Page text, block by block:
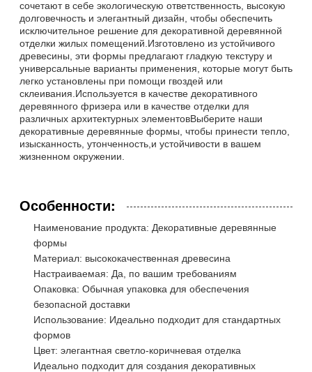
сочетают в себе экологическую ответственность, высокую
долговечность и элегантный дизайн, чтобы обеспечить
исключительное решение для декоративной деревянной
отделки жилых помещений.Изготовлено из устойчивого
древесины, эти формы предлагают гладкую текстуру и
универсальные варианты применения, которые могут быть
легко установлены при помощи гвоздей или
склеивания.Используется в качестве декоративного
деревянного фризера или в качестве отделки для
различных архитектурных элементовВыберите наши
декоративные деревянные формы, чтобы принести тепло,
изысканность, утонченность,и устойчивости в вашем
жизненном окружении.
Особенности:
Наименование продукта: Декоративные деревянные
формы
Материал: высококачественная древесина
Настраиваемая: Да, по вашим требованиям
Опаковка: Обычная упаковка для обеспечения
безопасной доставки
Использование: Идеально подходит для стандартных
формов
Цвет: элегантная светло-коричневая отделка
Идеально подходит для создания декоративных